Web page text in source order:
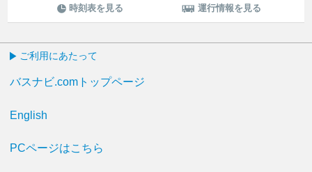
時刻表を見る 運行情報を見る
ご利用にあたって
バスナビ.comトップページ
English
PCページはこちら